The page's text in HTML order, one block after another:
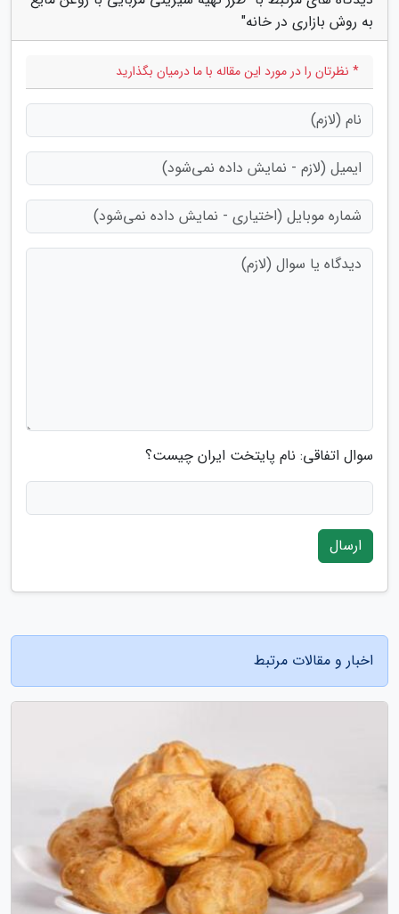
به روش بازاری در خانه"
* نظرتان را در مورد این مقاله با ما درمیان بگذارید
سوال اتفاقی: نام پایتخت ایران چیست؟
ارسال
اخبار و مقالات مرتبط